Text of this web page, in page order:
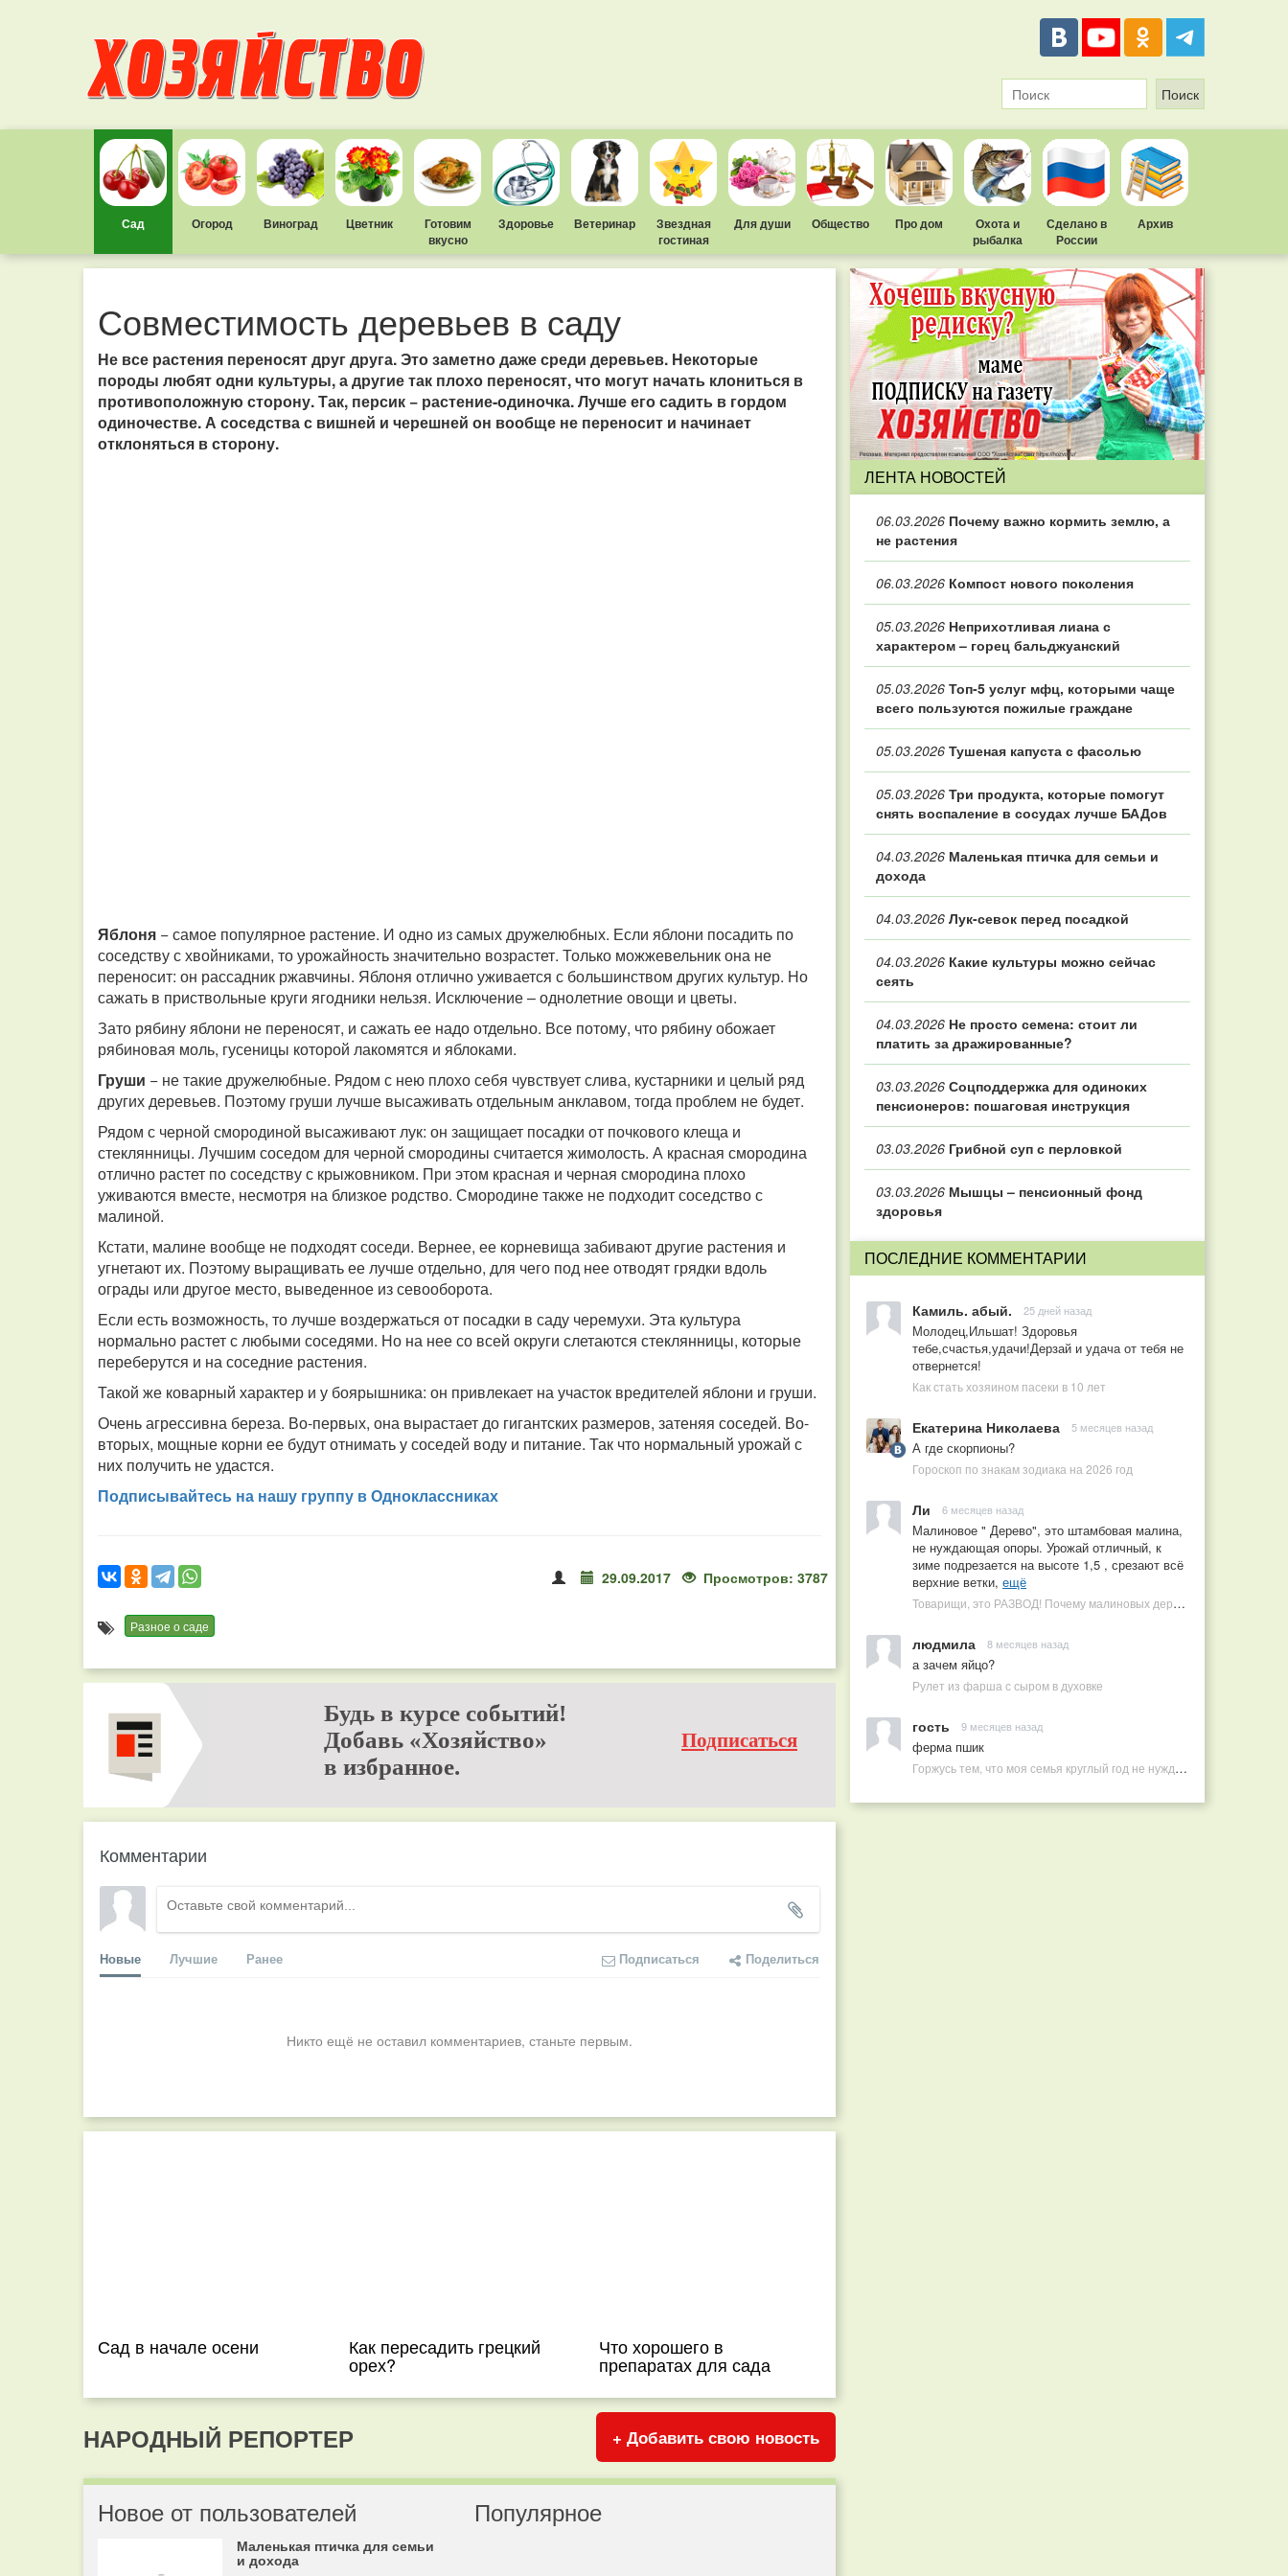
Сад Огород Виноград Цветник
Готовим
вкусно
Здоровье Ветеринар
Звездная
гостиная
Для души Общество Про дом
Охота и
рыбалка
Сделано в
России
Архив
Совместимость деревьев в саду
Не все растения переносят друг друга. Это заметно даже среди деревьев. Некоторые
породы любят одни культуры, а другие так плохо переносят, что могут начать клониться в
противоположную сторону. Так, персик − растение-одиночка. Лучше его садить в гордом
одиночестве. А соседства с вишней и черешней он вообще не переносит и начинает
отклоняться в сторону.
Яблоня − самое популярное растение. И одно из самых дружелюбных. Если яблони посадить по
соседству с хвойниками, то урожайность значительно возрастет. Только можжевельник она не
переносит: он рассадник ржавчины. Яблоня отлично уживается с большинством других культур. Но
сажать в приствольные круги ягодники нельзя. Исключение – однолетние овощи и цветы.
Зато рябину яблони не переносят, и сажать ее надо отдельно. Все потому, что рябину обожает
рябиновая моль, гусеницы которой лакомятся и яблоками.
Груши − не такие дружелюбные. Рядом с нею плохо себя чувствует слива, кустарники и целый ряд
других деревьев. Поэтому груши лучше высаживать отдельным анклавом, тогда проблем не будет.
Рядом с черной смородиной высаживают лук: он защищает посадки от почкового клеща и
стеклянницы. Лучшим соседом для черной смородины считается жимолость. А красная смородина
отлично растет по соседству с крыжовником. При этом красная и черная смородина плохо
уживаются вместе, несмотря на близкое родство. Смородине также не подходит соседство с
малиной.
Кстати, малине вообще не подходят соседи. Вернее, ее корневища забивают другие растения и
угнетают их. Поэтому выращивать ее лучше отдельно, для чего под нее отводят грядки вдоль
ограды или другое место, выведенное из севооборота.
Если есть возможность, то лучше воздержаться от посадки в саду черемухи. Эта культура
нормально растет с любыми соседями. Но на нее со всей округи слетаются стеклянницы, которые
переберутся и на соседние растения.
Такой же коварный характер и у боярышника: он привлекает на участок вредителей яблони и груши.
Очень агрессивна береза. Во-первых, она вырастает до гигантских размеров, затеняя соседей. Во-
вторых, мощные корни ее будут отнимать у соседей воду и питание. Так что нормальный урожай с
них получить не удастся.
Подписывайтесь на нашу группу в Одноклассниках
29.09.2017 Просмотров: 3787
Разное о саде
Будь в курсе событий!
Добавь «Хозяйство»
в избранное.
Подписаться
Комментарии
Новые Лучшие Ранее Подписаться Поделиться
Никто ещё не оставил комментариев, станьте первым.
Сад в начале осени Как пересадить грецкий
орех?
Что хорошего в
препаратах для сада
НАРОДНЫЙ РЕПОРТЕР + Добавить свою новость
Новое от пользователей
Маленькая птичка для семьи
и дохода
Популярное
ЛЕНТА НОВОСТЕЙ
06.03.2026 Почему важно кормить землю, а
не растения
06.03.2026 Компост нового поколения
05.03.2026 Неприхотливая лиана с
характером – горец бальджуанский
05.03.2026 Топ‑5 услуг мфц, которыми чаще
всего пользуются пожилые граждане
05.03.2026 Тушеная капуста с фасолью
05.03.2026 Три продукта, которые помогут
снять воспаление в сосудах лучше БАДов
04.03.2026 Маленькая птичка для семьи и
дохода
04.03.2026 Лук-севок перед посадкой
04.03.2026 Какие культуры можно сейчас
сеять
04.03.2026 Не просто семена: стоит ли
платить за дражированные?
03.03.2026 Соцподдержка для одиноких
пенсионеров: пошаговая инструкция
03.03.2026 Грибной суп с перловкой
03.03.2026 Мышцы – пенсионный фонд
здоровья
ПОСЛЕДНИЕ КОММЕНТАРИИ
Камиль. абый. 25 дней назад
Молодец,Ильшат! Здоровья
тебе,счастья,удачи!Дерзай и удача от тебя не
отвернется!
Как стать хозяином пасеки в 10 лет
Екатерина Николаева 5 месяцев назад
А где скорпионы?
Гороскоп по знакам зодиака на 2026 год
Ли 6 месяцев назад
Малиновое " Дерево", это штамбовая малина,
не нуждающая опоры. Урожай отличный, к
зиме подрезается на высоте 1,5 , срезают всё
верхние ветки, ещё
Товарищи, это РАЗВОД! Почему малиновых деревьев не бывает, или Как ушлые продавцы наживаются на мечтах садоводов
людмила 8 месяцев назад
а зачем яйцо?
Рулет из фарша с сыром в духовке
гость 9 месяцев назад
ферма пшик
Горжусь тем, что моя семья круглый год не нуждается в покупных витаминах